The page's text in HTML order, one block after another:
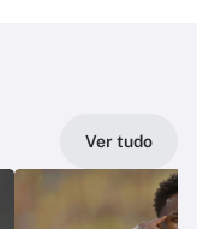
Ver tudo